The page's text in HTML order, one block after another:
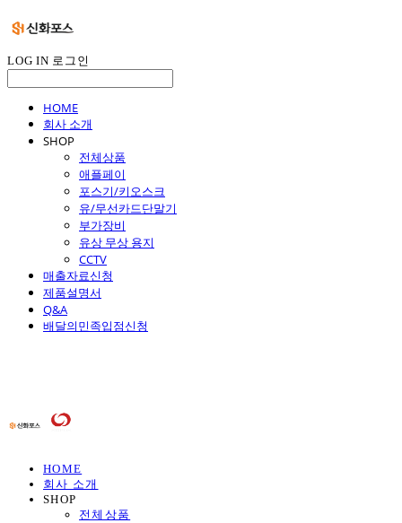
LOG IN 로그인
HOME
회사 소개
SHOP
전체상품
애플페이
포스기/키오스크
유/무선카드단말기
부가장비
유상 무상 용지
CCTV
매출자료신청
제품설명서
Q&A
배달의민족입점신청
HOME
회사 소개
SHOP
전체상품